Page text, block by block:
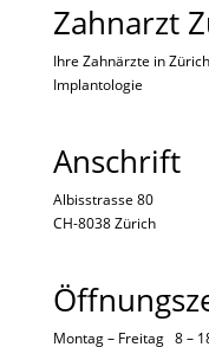
Zahnarzt
Ihre Zahnärzte in
Implantologie
Anschrift
Albisstrasse 80
CH-8038 Zürich
Montag – Freitag 8 –